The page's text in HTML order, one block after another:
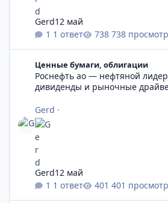
1 ответ 738
Gerd12 май
Ценные бумаги, облигации
Роснефть ао — нефтяной
дивиденды и рыночные
Gerd ·
1 ответ 401 просмотр
Gerd12 май